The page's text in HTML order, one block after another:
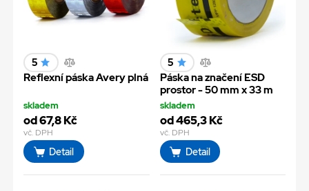
5
Reflexní páska Avery plná
skladem
od 67,8 Kč
vč. DPH
Detail
5
Páska na značení ESD
prostor - 50 mm x 33 m
skladem
od 465,3 Kč
vč. DPH
Detail